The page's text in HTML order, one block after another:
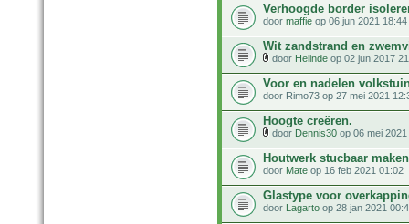
Verhoogde border
door maffie op 06 jun 2021 18:44
Wit zandstrand en
door Helinde op 02 jun 2017
Voor en nadelen
door Rimo73 op 27 mei 2021
Hoogte creëren.
door Dennis30 op 06 mei
Houtwerk stucbaar maken
door Mate op 16 feb 2021 01:02
Glastype voor
door Lagarto op 28 jan 2021